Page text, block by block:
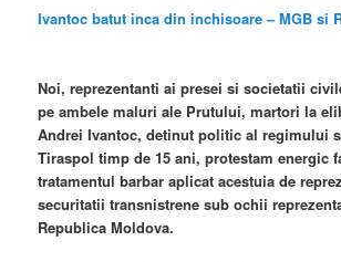
Ivantoc batut inca din inchisoare – MGB si
Noi, reprezentanti ai presei si societatii
pe ambele maluri ale Prutului, martori la
Andrei Ivantoc, detinut politic al regimului
Tiraspol timp de 15 ani, protestam energic
tratamentul barbar aplicat acestuia de
securitatii transnistrene sub ochii
Republica Moldova.